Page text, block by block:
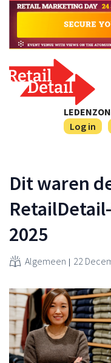
Log in
Dit waren
2025
Algemeen 22